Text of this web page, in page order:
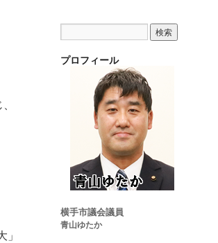
プロフィール
横手市議会議員
青山ゆたか